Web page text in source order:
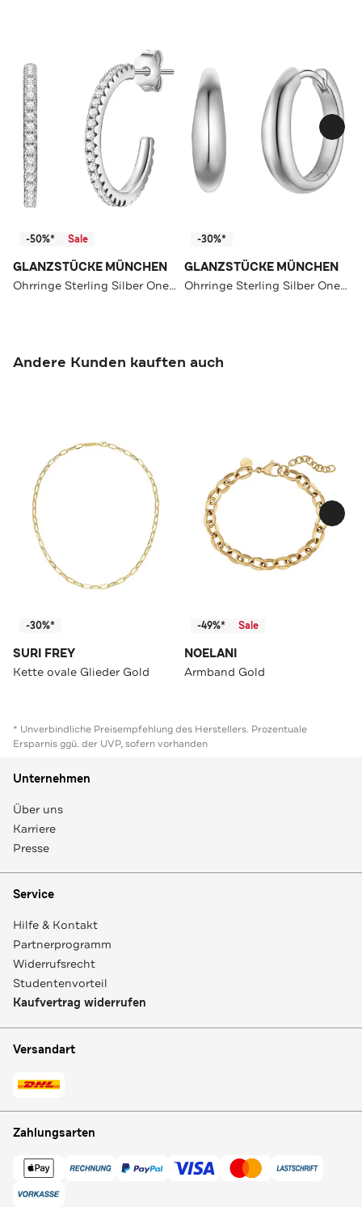
-50%* Sale
GLANZSTÜCKE MÜNCHEN
Ohrringe Sterling Silber OneColor
-30%*
GLANZSTÜCKE MÜNCHEN
Ohrringe Sterling Silber OneColor
Andere Kunden kauften auch
-30%*
SURI FREY
Kette ovale Glieder Gold
-49%* Sale
NOELANI
Armband Gold
* Unverbindliche Preisempfehlung des Herstellers. Prozentuale
Ersparnis ggü. der UVP, sofern vorhanden
Unternehmen
Über uns
Karriere
Presse
Service
Hilfe & Kontakt
Partnerprogramm
Widerrufsrecht
Studentenvorteil
Kaufvertrag widerrufen
Versandart
Zahlungsarten